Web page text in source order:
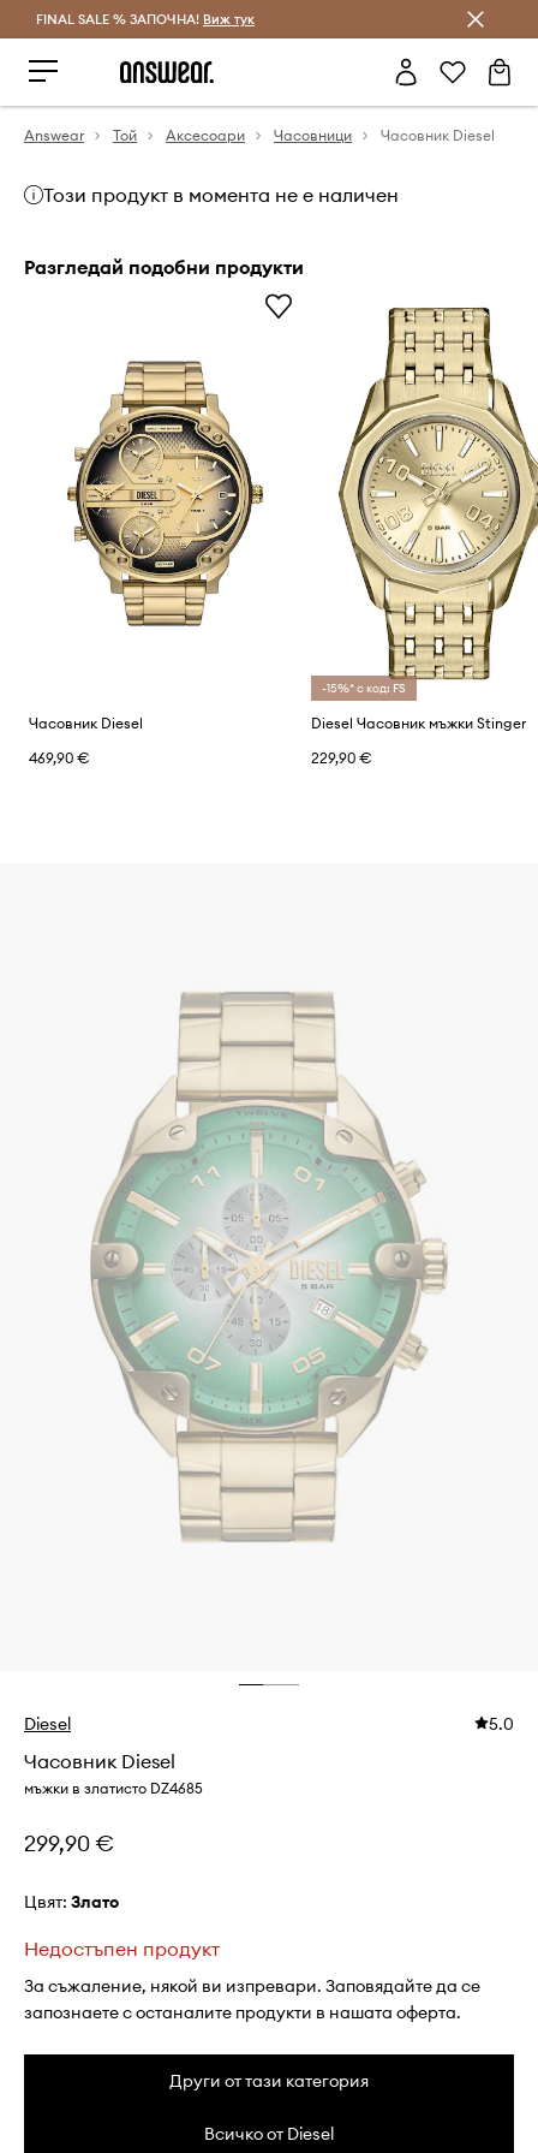
Спестявай с Answear Club
FINAL SALE % ЗАПОЧНА! Виж тук
Answear Той Аксесоари Часовници Часовник Diesel
Този продукт в момента не е наличен
Разгледай подобни продукти
Часовник Diesel
469,90 €
-15%* с код: FS
Diesel Часовник мъжки Stinger
229,90 €
Diesel 5.0
Часовник Diesel
мъжки в златисто DZ4685
299,90 €
Цвят: злато
Недостъпен продукт
За съжаление, някой ви изпревари. Заповядайте да се
запознаете с останалите продукти в нашата оферта.
Други от тази категория
Всичко от Diesel